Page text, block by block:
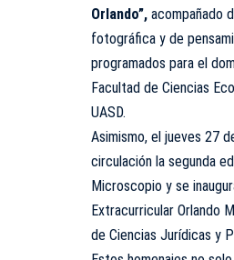
Orlando”, acompañado
fotográfica y de
programados para el
Facultad de Ciencias
UASD.
Asimismo, el jueves 27
circulación la segunda
Microscopio y se
Extracurricular Orlando
de Ciencias Jurídicas y